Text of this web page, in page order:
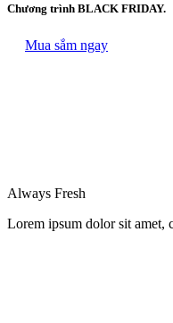
Chương trình BLACK FRIDAY.
Mua sắm ngay
Always Fresh
Lorem ipsum dolor sit amet,